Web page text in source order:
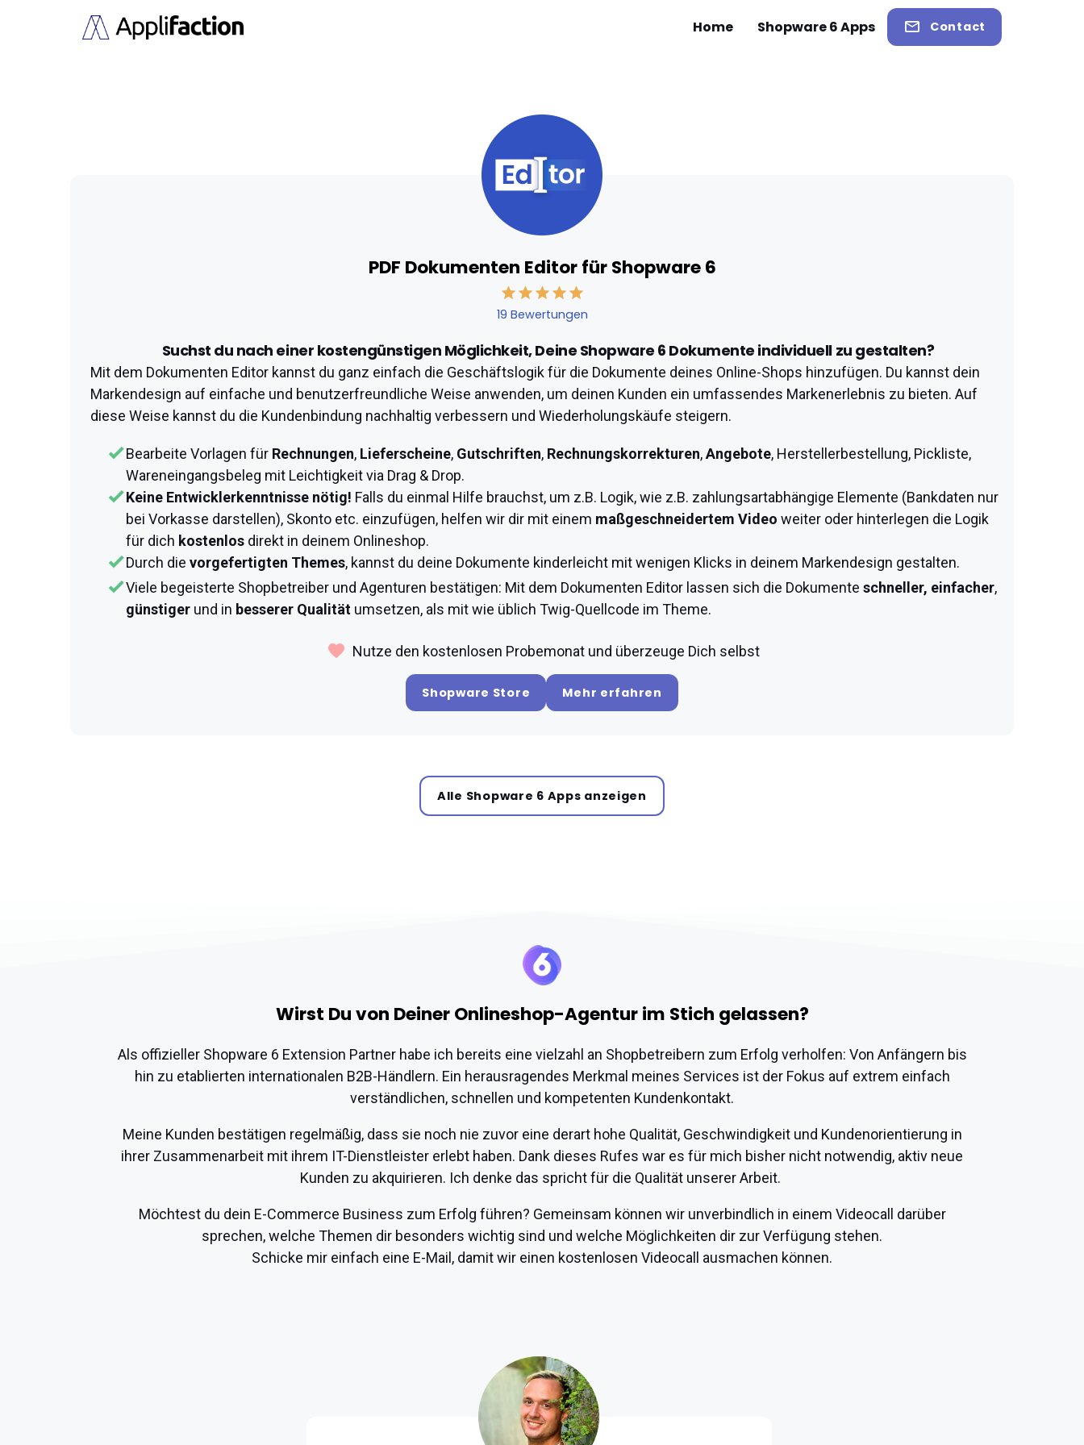
Home Shopware 6 Apps Contact
PDF Dokumenten Editor für Shopware 6
19 Bewertungen
Suchst du nach einer kostengünstigen Möglichkeit, Deine Shopware 6 Dokumente individuell zu gestalten?
Mit dem Dokumenten Editor kannst du ganz einfach die Geschäftslogik für die Dokumente deines Online-Shops hinzufügen. Du kannst dein
Markendesign auf einfache und benutzerfreundliche Weise anwenden, um deinen Kunden ein umfassendes Markenerlebnis zu bieten. Auf
diese Weise kannst du die Kundenbindung nachhaltig verbessern und Wiederholungskäufe steigern.
Bearbeite Vorlagen für Rechnungen, Lieferscheine, Gutschriften, Rechnungskorrekturen,Angebote, Herstellerbestellung, Pickliste,
Wareneingangsbeleg mit Leichtigkeit via Drag & Drop.
Keine Entwicklerkenntnisse nötig! Falls du einmal Hilfe brauchst, um z.B. Logik, wie z.B. zahlungsartabhängige Elemente (Bankdaten nur
bei Vorkasse darstellen), Skonto etc. einzufügen, helfen wir dir mit einem maßgeschneidertem Video weiter oder hinterlegen die Logik
für dich kostenlos direkt in deinem Onlineshop.
Durch die vorgefertigten Themes, kannst du deine Dokumente kinderleicht mit wenigen Klicks in deinem Markendesign gestalten.
Viele begeisterte Shopbetreiber und Agenturen bestätigen: Mit dem Dokumenten Editor lassen sich die Dokumente schneller, einfacher,
günstiger und in besserer Qualität umsetzen, als mit wie üblich Twig-Quellcode im Theme.
Nutze den kostenlosen Probemonat und überzeuge Dich selbst
Shopware Store Mehr erfahren
Alle Shopware 6 Apps anzeigen
Wirst Du von Deiner Onlineshop-Agentur im Stich gelassen?
Als offizieller Shopware 6 Extension Partner habe ich bereits eine vielzahl an Shopbetreibern zum Erfolg verholfen: Von Anfängern bis
hin zu etablierten internationalen B2B-Händlern. Ein herausragendes Merkmal meines Services ist der Fokus auf extrem einfach
verständlichen, schnellen und kompetenten Kundenkontakt.
Meine Kunden bestätigen regelmäßig, dass sie noch nie zuvor eine derart hohe Qualität, Geschwindigkeit und Kundenorientierung in
ihrer Zusammenarbeit mit ihrem IT-Dienstleister erlebt haben. Dank dieses Rufes war es für mich bisher nicht notwendig, aktiv neue
Kunden zu akquirieren. Ich denke das spricht für die Qualität unserer Arbeit.
Möchtest du dein E-Commerce Business zum Erfolg führen? Gemeinsam können wir unverbindlich in einem Videocall darüber
sprechen, welche Themen dir besonders wichtig sind und welche Möglichkeiten dir zur Verfügung stehen.
Schicke mir einfach eine E-Mail, damit wir einen kostenlosen Videocall ausmachen können.